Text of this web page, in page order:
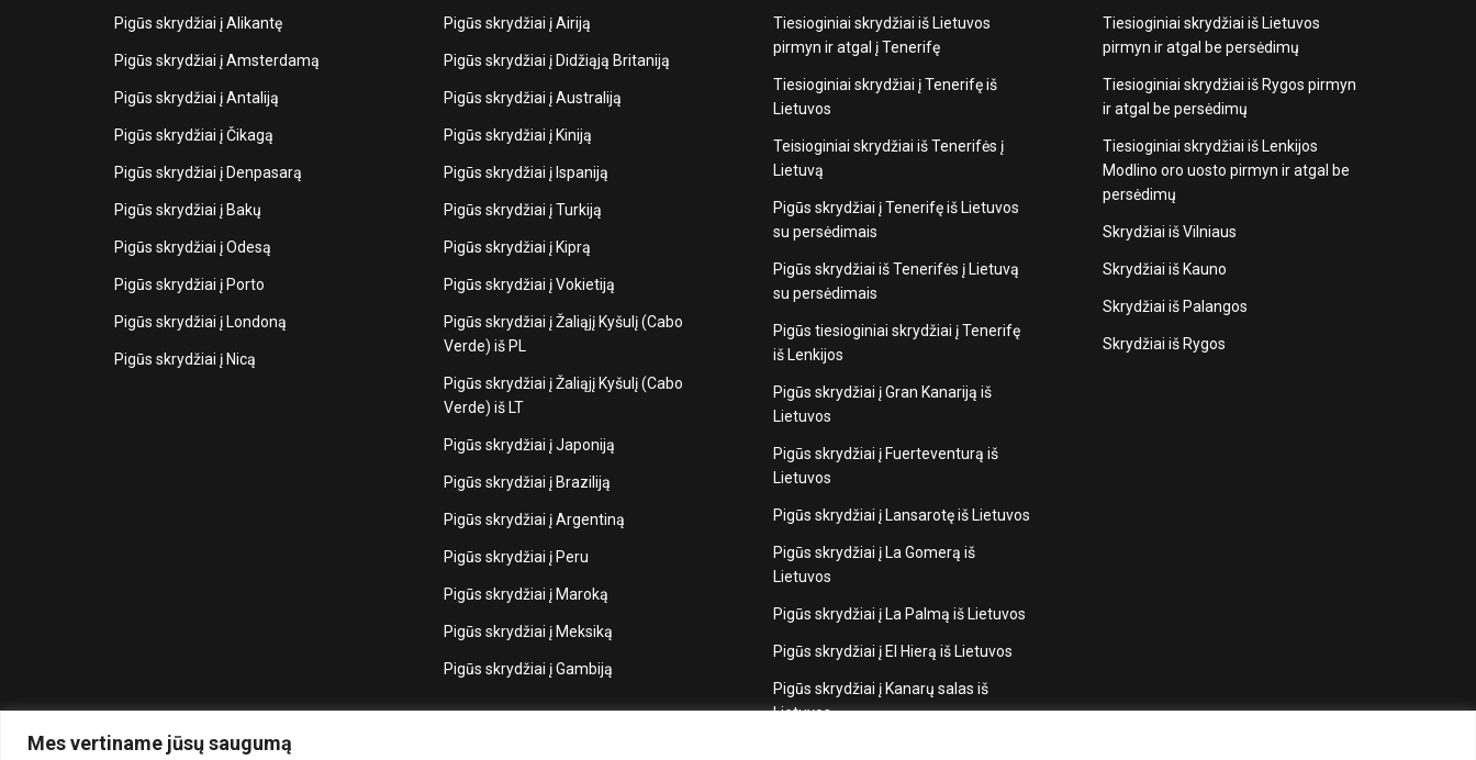
Mes vertiname jūsų saugumą
Pigūs skrydžiai į Alikantę
Pigūs skrydžiai į Amsterdamą
Pigūs skrydžiai į Antaliją
Pigūs skrydžiai į Čikagą
Pigūs skrydžiai į Denpasarą
Pigūs skrydžiai į Bakų
Pigūs skrydžiai į Odesą
Pigūs skrydžiai į Porto
Pigūs skrydžiai į Londoną
Pigūs skrydžiai į Nicą
Pigūs skrydžiai į Airiją
Pigūs skrydžiai į Didžiąją Britaniją
Pigūs skrydžiai į Australiją
Pigūs skrydžiai į Kiniją
Pigūs skrydžiai į Ispaniją
Pigūs skrydžiai į Turkiją
Pigūs skrydžiai į Kiprą
Pigūs skrydžiai į Vokietiją
Pigūs skrydžiai į Žaliąjį Kyšulį (Cabo
Verde) iš PL
Pigūs skrydžiai į Žaliąjį Kyšulį (Cabo
Verde) iš LT
Pigūs skrydžiai į Japoniją
Pigūs skrydžiai į Braziliją
Pigūs skrydžiai į Argentiną
Pigūs skrydžiai į Peru
Pigūs skrydžiai į Maroką
Pigūs skrydžiai į Meksiką
Pigūs skrydžiai į Gambiją
Tiesioginiai skrydžiai iš Lietuvos
pirmyn ir atgal į Tenerifę
Tiesioginiai skrydžiai į Tenerifę iš
Lietuvos
Teisioginiai skrydžiai iš Tenerifės į
Lietuvą
Pigūs skrydžiai į Tenerifę iš Lietuvos
su persėdimais
Pigūs skrydžiai iš Tenerifės į Lietuvą
su persėdimais
Pigūs tiesioginiai skrydžiai į Tenerifę
iš Lenkijos
Pigūs skrydžiai į Gran Kanariją iš
Lietuvos
Pigūs skrydžiai į Fuerteventurą iš
Lietuvos
Pigūs skrydžiai į Lansarotę iš Lietuvos
Pigūs skrydžiai į La Gomerą iš
Lietuvos
Pigūs skrydžiai į La Palmą iš Lietuvos
Pigūs skrydžiai į El Hierą iš Lietuvos
Pigūs skrydžiai į Kanarų salas iš
Lietuvos
Tiesioginiai skrydžiai iš Lietuvos
pirmyn ir atgal be persėdimų
Tiesioginiai skrydžiai iš Rygos pirmyn
ir atgal be persėdimų
Tiesioginiai skrydžiai iš Lenkijos
Modlino oro uosto pirmyn ir atgal be
persėdimų
Skrydžiai iš Vilniaus
Skrydžiai iš Kauno
Skrydžiai iš Palangos
Skrydžiai iš Rygos